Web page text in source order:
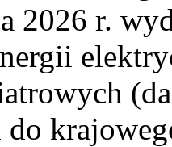
2026 r.
do